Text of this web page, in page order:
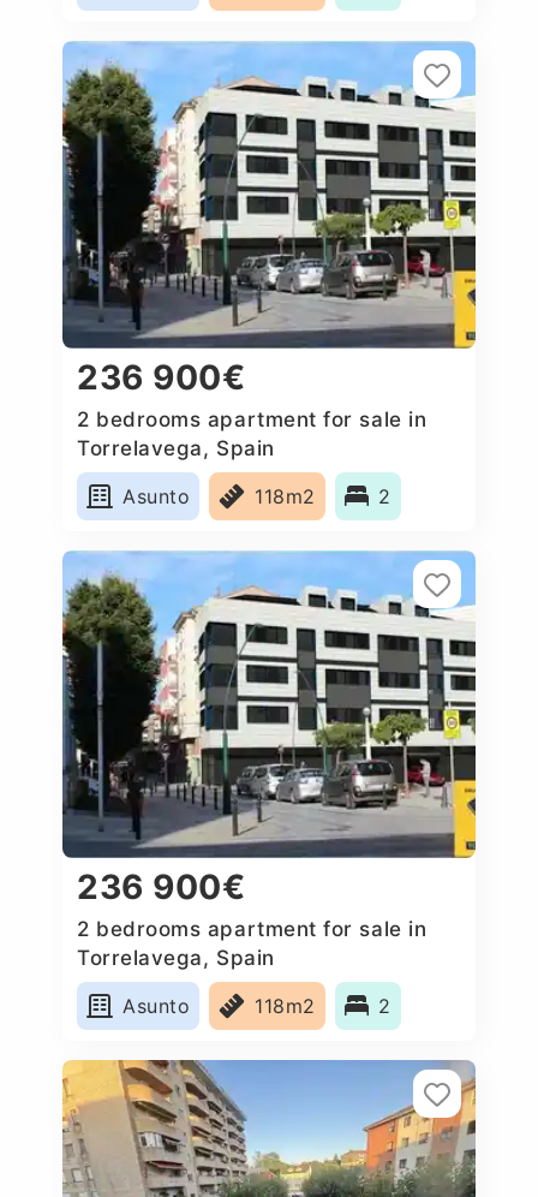
236 900€
2 bedrooms apartment for sale in
Torrelavega, Spain
Asunto
118m2 2
236 900€
2 bedrooms apartment for sale in
Torrelavega, Spain
Asunto
118m2 2